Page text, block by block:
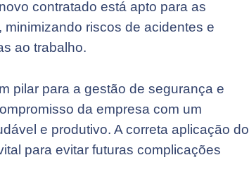
contratado está apto para as
riscos de acidentes e
ao trabalho.
pilar para a gestão de segurança e
da empresa com um
e produtivo. A correta aplicação do
para evitar futuras complicações